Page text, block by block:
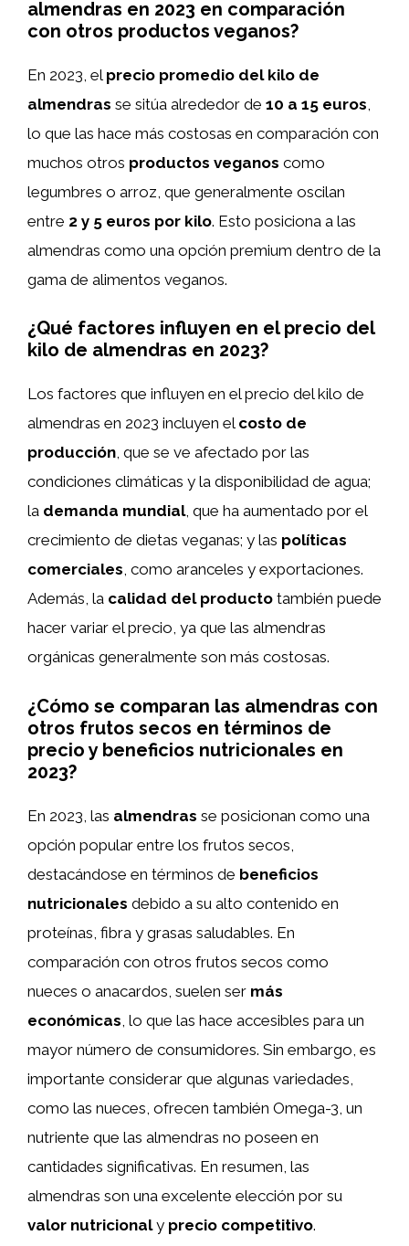
almendras en 2023 en comparación
con otros productos veganos?
En 2023, el precio promedio del kilo de
almendras se sitúa alrededor de 10 a 15 euros
lo que las hace más costosas en comparación con
muchos otros productos veganos como
legumbres o arroz, que generalmente oscilan
entre 2 y 5 euros por kilo. Esto posiciona a las
almendras como una opción premium dentro de la
gama de alimentos veganos.
¿Qué factores influyen en el precio del
kilo de almendras en 2023?
Los factores que influyen en el precio del kilo de
almendras en 2023 incluyen el costo de
producción, que se ve afectado por las
condiciones climáticas y la disponibilidad de agua;
la demanda mundial, que ha aumentado por el
crecimiento de dietas veganas; y las políticas
comerciales, como aranceles y exportaciones.
Además, la calidad del producto también puede
hacer variar el precio, ya que las almendras
orgánicas generalmente son más costosas.
¿Cómo se comparan las almendras con
otros frutos secos en términos de
precio y beneficios nutricionales en
2023?
En 2023, las almendras se posicionan como una
opción popular entre los frutos secos,
destacándose en términos de beneficios
nutricionales debido a su alto contenido en
proteínas, fibra y grasas saludables. En
comparación con otros frutos secos como
nueces o anacardos, suelen ser más
económicas , lo que las hace accesibles para un
mayor número de consumidores. Sin embargo, es
importante considerar que algunas variedades,
como las nueces, ofrecen también Omega-3, un
nutriente que las almendras no poseen en
cantidades significativas. En resumen, las
almendras son una excelente elección por su
valor nutricionaly precio competitivo.